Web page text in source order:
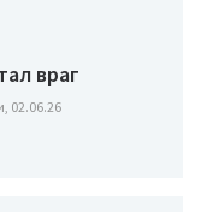
враг
02.06.26